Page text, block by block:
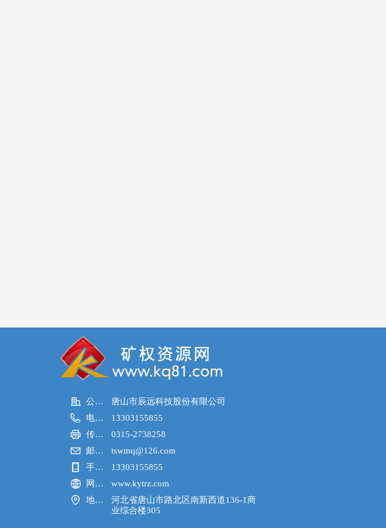
公司名称：
唐山市辰远科技股份有限公司
电话：
13303155855
传真：
0315-2738258
邮箱：
tswmq@126.com
手机：
13303155855
网址：
www.kytrz.com
地址：
河北省唐山市路北区南新西道136-1商
业综合楼305